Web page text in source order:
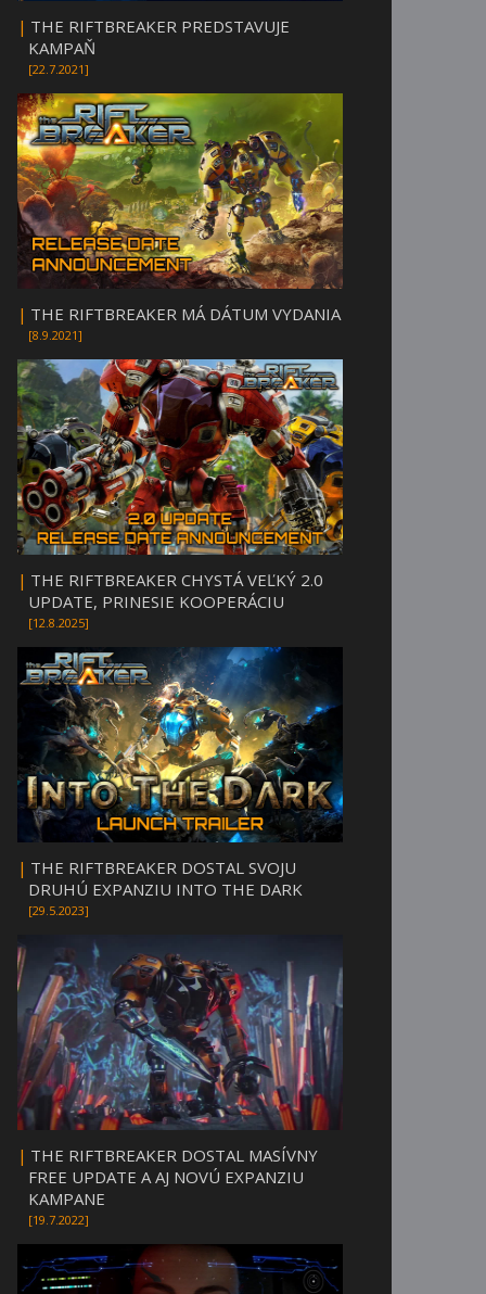
| THE RIFTBREAKER PREDSTAVUJE
KAMPAŇ
[22.7.2021]
| THE RIFTBREAKER MÁ DÁTUM VYDANIA
[8.9.2021]
| THE RIFTBREAKER CHYSTÁ VEĽKÝ 2.0
UPDATE, PRINESIE KOOPERÁCIU
[12.8.2025]
| THE RIFTBREAKER DOSTAL SVOJU
DRUHÚ EXPANZIU INTO THE DARK
[29.5.2023]
| THE RIFTBREAKER DOSTAL MASÍVNY
FREE UPDATE A AJ NOVÚ EXPANZIU
KAMPANE
[19.7.2022]